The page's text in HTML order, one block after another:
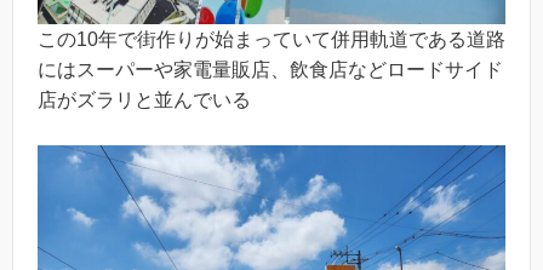
この10年で街作りが始まっていて併用軌道である道路
にはスーパーや家電量販店、飲食店などロードサイド
店がズラリと並んでいる